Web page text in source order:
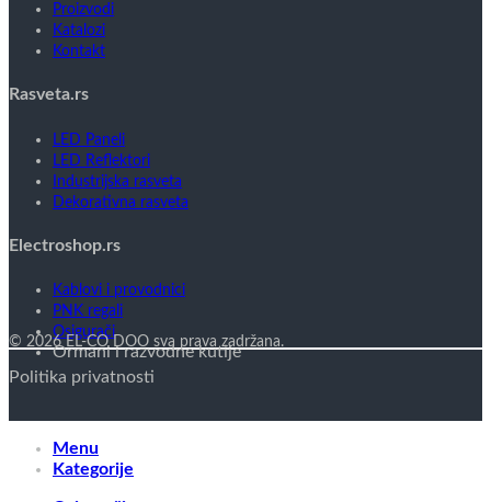
Proizvodi
Katalozi
Kontakt
Rasveta.rs
LED Paneli
LED Reflektori
Industrijska rasveta
Dekorativna rasveta
Electroshop.rs
Kablovi i provodnici
PNK regali
Osigurači
Ormani i razvodne kutije
© 2026 EL-CO DOO sva prava zadržana.
Politika privatnosti
Menu
Kategorije